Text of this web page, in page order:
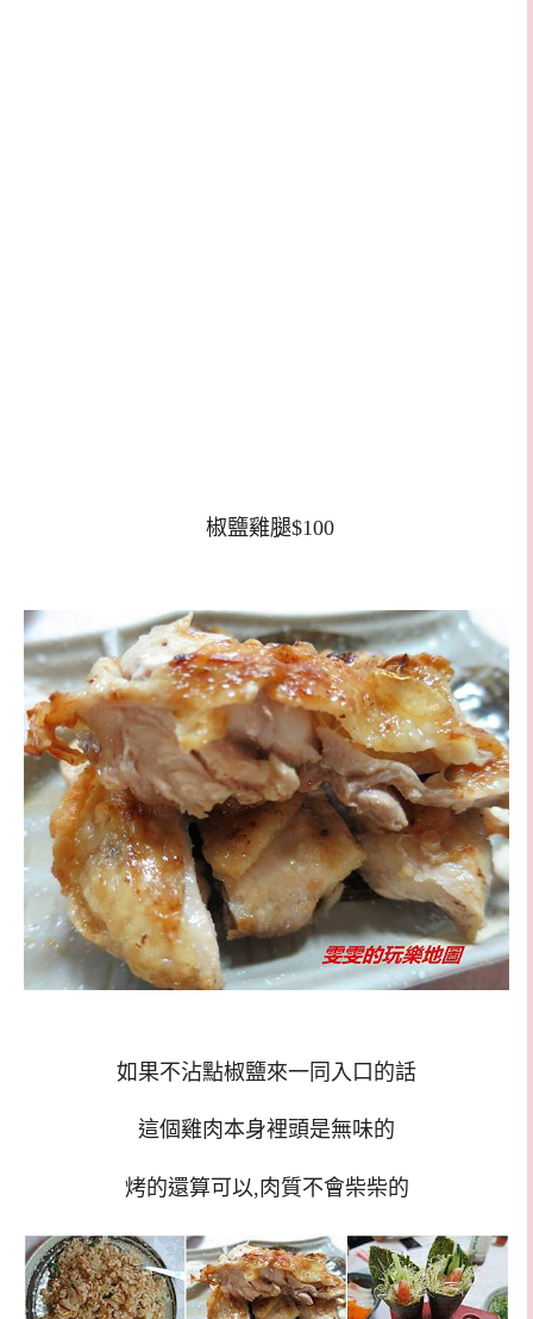
椒鹽雞腿$100
如果不沾點椒鹽來一同入口的話
這個雞肉本身裡頭是無味的
烤的還算可以,肉質不會柴柴的